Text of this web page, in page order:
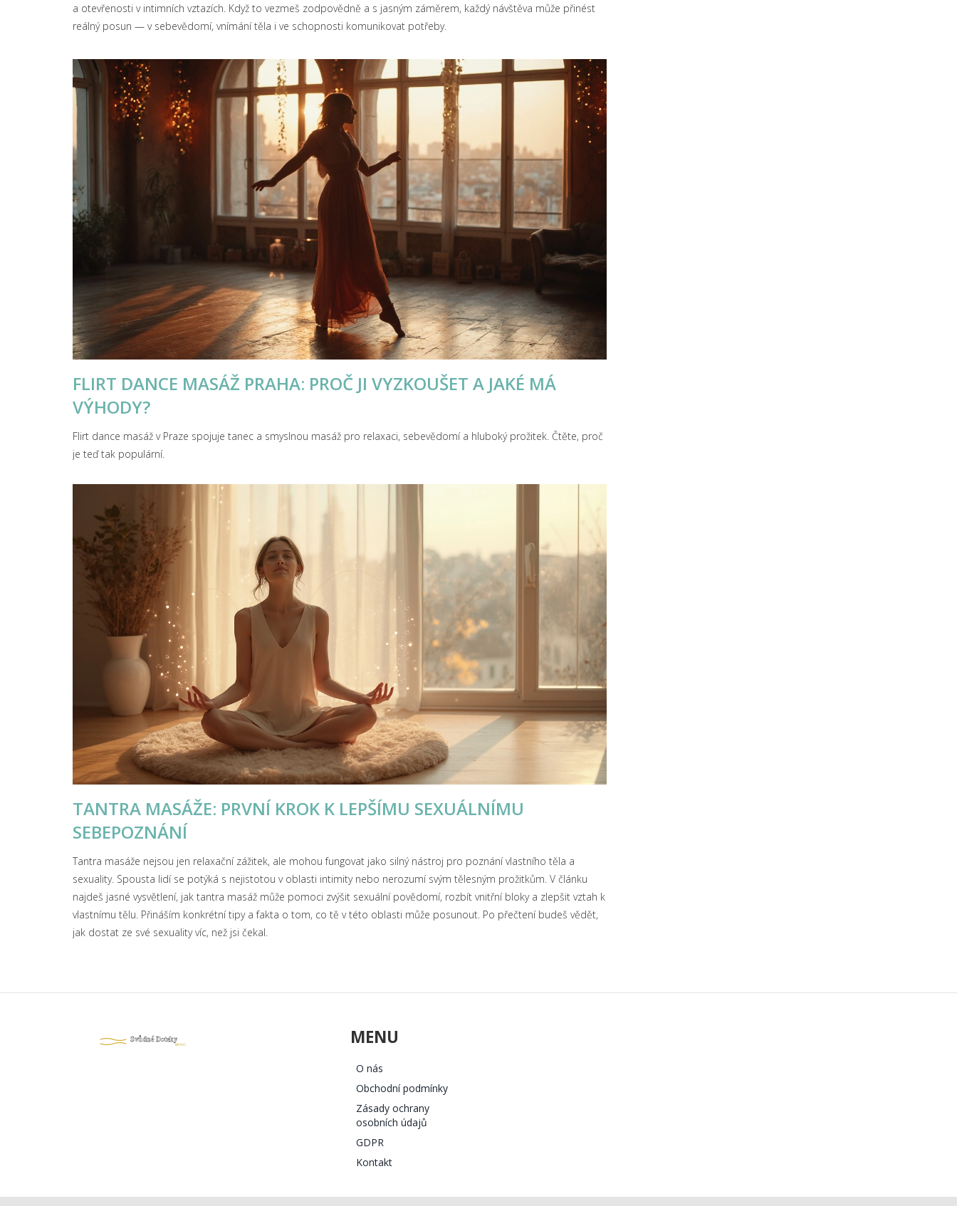
a otevřenosti v intimních vztazích. Když to vezmeš zodpovědně a s jasným záměrem, každý návštěva může přinést
reálný posun — v sebevědomí, vnímání těla i ve schopnosti komunikovat potřeby.
FLIRT DANCE MASÁŽ PRAHA: PROČ JI VYZKOUŠET A JAKÉ MÁ
VÝHODY?
Flirt dance masáž v Praze spojuje tanec a smyslnou masáž pro relaxaci, sebevědomí a hluboký prožitek. Čtěte, proč
je teď tak populární.
TANTRA MASÁŽE: PRVNÍ KROK K LEPŠÍMU SEXUÁLNÍMU
SEBEPOZNÁNÍ
Tantra masáže nejsou jen relaxační zážitek, ale mohou fungovat jako silný nástroj pro poznání vlastního těla a
sexuality. Spousta lidí se potýká s nejistotou v oblasti intimity nebo nerozumí svým tělesným prožitkům. V článku
najdeš jasné vysvětlení, jak tantra masáž může pomoci zvýšit sexuální povědomí, rozbít vnitřní bloky a zlepšit vztah k
vlastnímu tělu. Přináším konkrétní tipy a fakta o tom, co tě v této oblasti může posunout. Po přečtení budeš vědět,
jak dostat ze své sexuality víc, než jsi čekal.
MENU
O nás
Obchodní podmínky
Zásady ochrany
osobních údajů
GDPR
Kontakt